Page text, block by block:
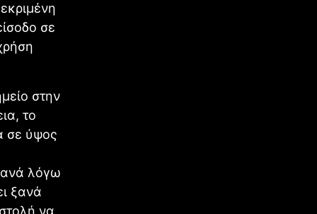
σε
στην
το
σε ύψος
λόγω
ξανά